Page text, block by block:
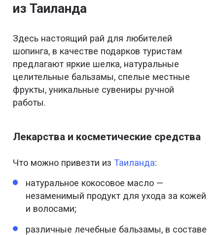
из Таиланда
Здесь настоящий рай для любителей
шопинга, в качестве подарков туристам
предлагают яркие шелка, натуральные
целительные бальзамы, спелые местные
фрукты, уникальные сувениры ручной
работы.
Лекарства и косметические средства
Что можно привезти изТаиланда:
натуральное кокосовое масло —
незаменимый продукт для ухода за кожей
и волосами;
различные лечебные бальзамы, в составе